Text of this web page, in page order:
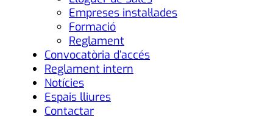
Empreses instal·lades
Formació
Reglament
Convocatòria d’accés
Reglament intern
Notícies
Espais lliures
Contactar